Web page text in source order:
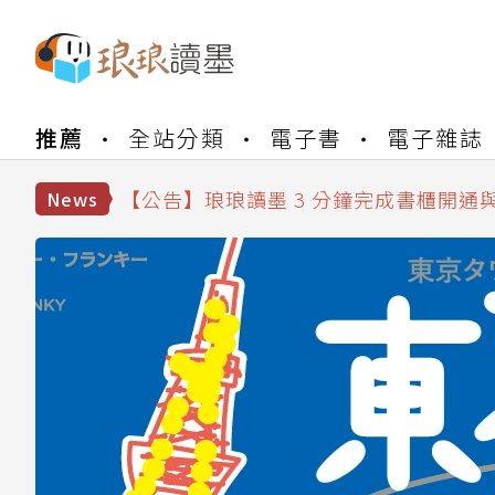
推薦 全站分類 電子書 電子雜誌
News
【公告】琅琅讀墨數位閱讀資產合併與
【公告】琅琅讀墨 3 分鐘完成書櫃開
【公告】琅琅讀墨數位閱讀資產合併與